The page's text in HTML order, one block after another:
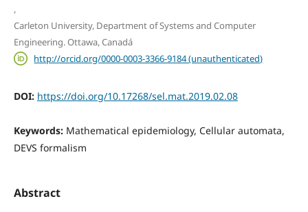
,
Carleton University, Department of Systems and Computer
Engineering. Ottawa, Canadá
http://orcid.org/0000-0003-3366-9184 (unauthenticated)
DOI: https://doi.org/10.17268/sel.mat.2019.02.08
Keywords: Mathematical epidemiology, Cellular automata,
DEVS formalism
Abstract